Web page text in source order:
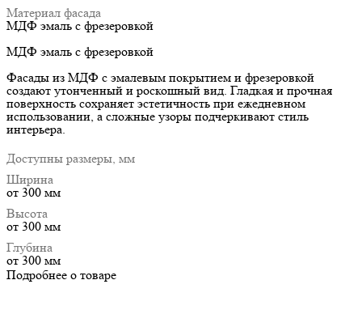
Материал фасада
МДФ эмаль с фрезеровкой
МДФ эмаль с фрезеровкой
Фасады из МДФ с эмалевым покрытием и фрезеровкой
создают утонченный и роскошный вид. Гладкая и прочная
поверхность сохраняет эстетичность при ежедневном
использовании, а сложные узоры подчеркивают стиль
интерьера.
Доступны размеры, мм
Ширина
от 300 мм
Высота
от 300 мм
Глубина
от 300 мм
Подробнее о товаре